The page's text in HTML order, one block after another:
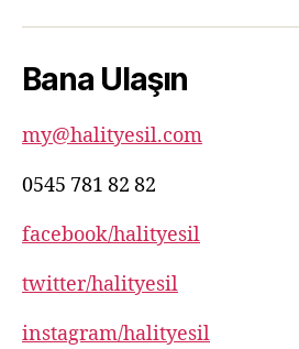
82
Bana Ulaşın
my@halityesil.com
0545 781 82 82
facebook/halityesil
twitter/halityesil
instagram/halityesil